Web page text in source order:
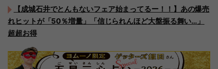
【成城石井でとんもないフェア始まってるー！！】あの爆売
れヒットが「50％増量」「信じられんほど大盤振る舞い…」
超超お得